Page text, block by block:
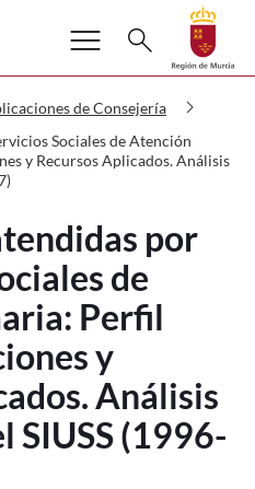
personas
Volver a
Ir a
menu Buscar
search
de Consejería chevron_right
Sociales de Atención
y Recursos Aplicados. Análisis
por
de
Perfil
y
Análisis
SIUSS (1996-